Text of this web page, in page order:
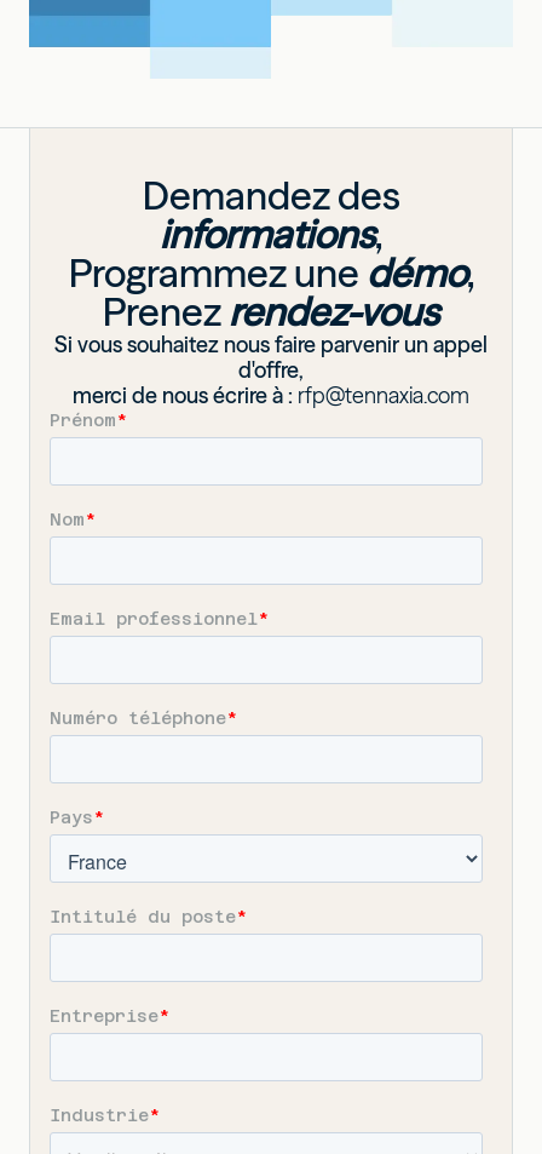
Demandez des
informations,
Programmez une démo,
Prenezrendez-vous
Si vous souhaitez nous faire parvenir un appel
d'offre,
merci de nous écrire à : rfp@tennaxia.com